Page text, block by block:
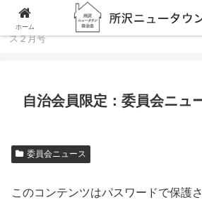
委員会ニュース
自
ス２月号
自治会員限定：委員会ニュ
委員会ニュース
このコンテンツはパスワードで保護
ホーム